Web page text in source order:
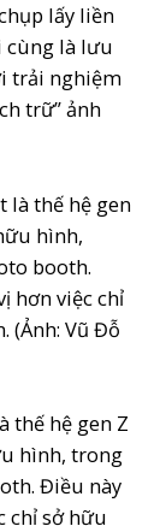
lấy liền
cùng là lưu
trải nghiệm
trữ” ảnh
thế hệ gen Z
hình, trong
Điều này
chỉ sở hữu